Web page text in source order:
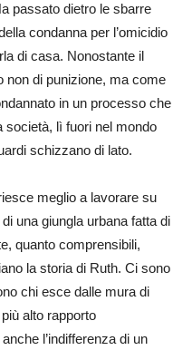
passato dietro le sbarre
condanna per l’omicidio
di casa. Nonostante il
non di punizione, ma come
in un processo che
società, lì fuori nel mondo
schizzano di lato.
meglio a lavorare su
una giungla urbana fatta di
quanto comprensibili,
la storia di Ruth. Ci sono
chi esce dalle mura di
alto rapporto
l’indifferenza di un